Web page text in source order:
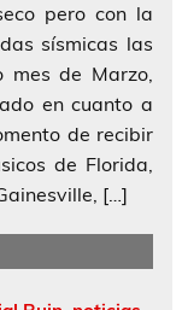
pero con la
sísmicas las
mes de Marzo,
en cuanto a
de recibir
de Florida,
[…]